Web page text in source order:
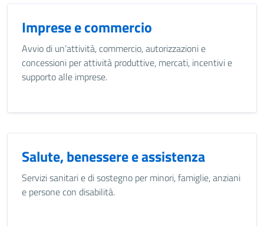
Imprese e commercio
Avvio di un’attività, commercio, autorizzazioni e
concessioni per attività produttive, mercati, incentivi e
supporto alle imprese.
Salute, benessere e assistenza
Servizi sanitari e di sostegno per minori, famiglie, anziani
e persone con disabilità.